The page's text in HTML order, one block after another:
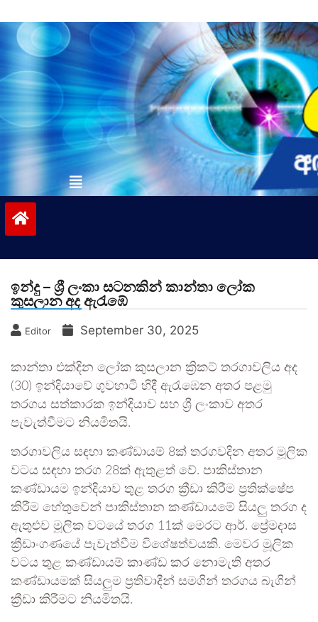
to
contentvinivida.lk
ඉන්දු – ශ්‍රී ලංකා සටනකින් කාන්තා ලෝක
කුසලාන අද ඇරැඹේ
Editor September 30, 2025
කාන්තා එක්දින ලෝක කුසලාන ක්‍රිකට් තරගාවලිය අද
(30) ඉන්දියාවේ ගුවහාටි හිදී ඇරැඹෙන අතර පළමු
තරගය සත්කාරක ඉන්දියාව සහ ශ්‍රී ලංකාව අතර
පැවැත්වීමට නියමිතයි.
තරගාවලිය සඳහා කණ්ඩායම් 8ක් තරගවදින අතර මූලික
වටය සඳහා තරග 28ක් ඇතුළත් වේ. පාකිස්තාන
කණ්ඩායම ඉන්දියාව තුළ තරග ක්‍රීඩා කිරීම ප්‍රතික්ෂේප
කිරීම හේතුවෙන් පාකිස්තාන කණ්ඩායමේ සියලු තරග ද
ඇතුළුව මූලික වටයේ තරග 11ක් මෙරට ආර්. ප්‍රේමදාස
ක්‍රීඩාංගණයේ පැවැත්වීම විශේෂත්වයකි. මෙවර මූලික
වටය තුළ කණ්ඩායම් කාණ්ඩ කර නොමැති අතර
කණ්ඩායමක් සියලුම ප්‍රතිවාදීන් සමගින් තරග‍ය බැගින්
ක්‍රීඩා කිරීමට නියමිතයි.